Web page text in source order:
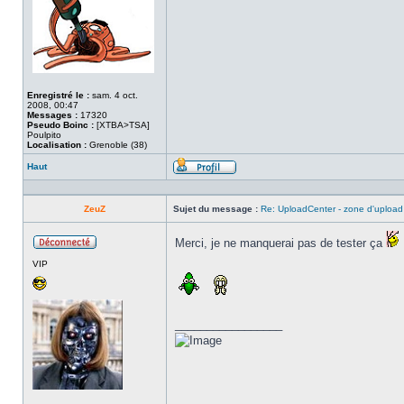
Enregistré le : sam. 4 oct.
2008, 00:47
Messages : 17320
Pseudo Boinc : [XTBA>TSA]
Poulpito
Localisation : Grenoble (38)
Haut
Profil
ZeuZ Sujet du message : Re: UploadCenter - zone
VIP
Merci, je ne manquerai pas de tester ça